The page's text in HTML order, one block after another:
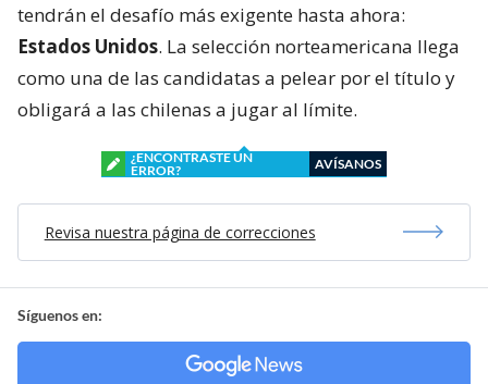
tendrán el desafío más exigente hasta ahora:
Estados Unidos. La selección norteamericana llega
como una de las candidatas a pelear por el título y
obligará a las chilenas a jugar al límite.
¿ENCONTRASTE UN
ERROR?
AVÍSANOS
Revisa nuestra página de correcciones
Síguenos en: